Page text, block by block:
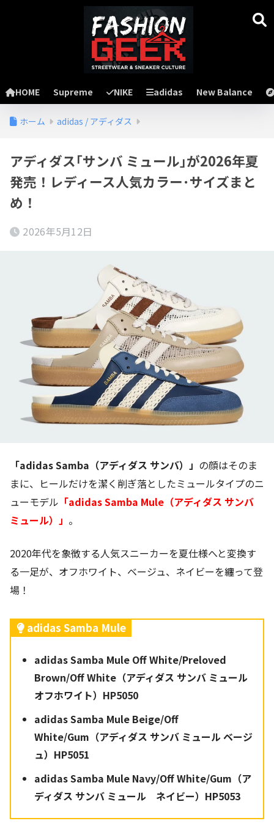
HOME Supreme NIKE adidas New Balance
ホーム adidas / アディダス
アディダス｢サンバ ミュール｣が2026年夏
発売！レディース人気カラー･サイズまと
め！
2026年5月12日
「adidas Samba（アディダス サンバ）」 の顔はそのま
まに、ヒールだけを潔く削ぎ落としたミュールタイプのニ
ューモデル 「adidas Samba Mule（アディダス サンバ
ミュール）」 。
2020年代を象徴する人気スニーカーを夏仕様へと変換す
る一足が、オフホワイト、ベージュ、ネイビーを纏って登
場！
adidas Samba Mule
adidas Samba Mule Off White/Preloved
Brown/Off White（アディダス サンバ ミュール
オフホワイト）HP5050
adidas Samba Mule Beige/Off
White/Gum（アディダス サンバ ミュール ベージ
ュ）HP5051
adidas Samba Mule Navy/Off White/Gum（ア
ディダス サンバ ミュール ネイビー）HP5053